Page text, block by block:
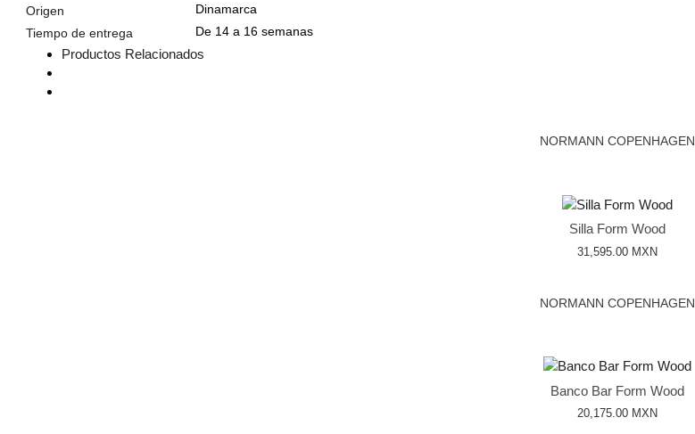
Origen
Dinamarca
Tiempo de entrega
De 14 a 16 semanas
Productos Relacionados
NORMANN COPENHAGEN
Silla Form Wood
31,595.00 MXN
NORMANN COPENHAGEN
Banco Bar Form Wood
20,175.00 MXN